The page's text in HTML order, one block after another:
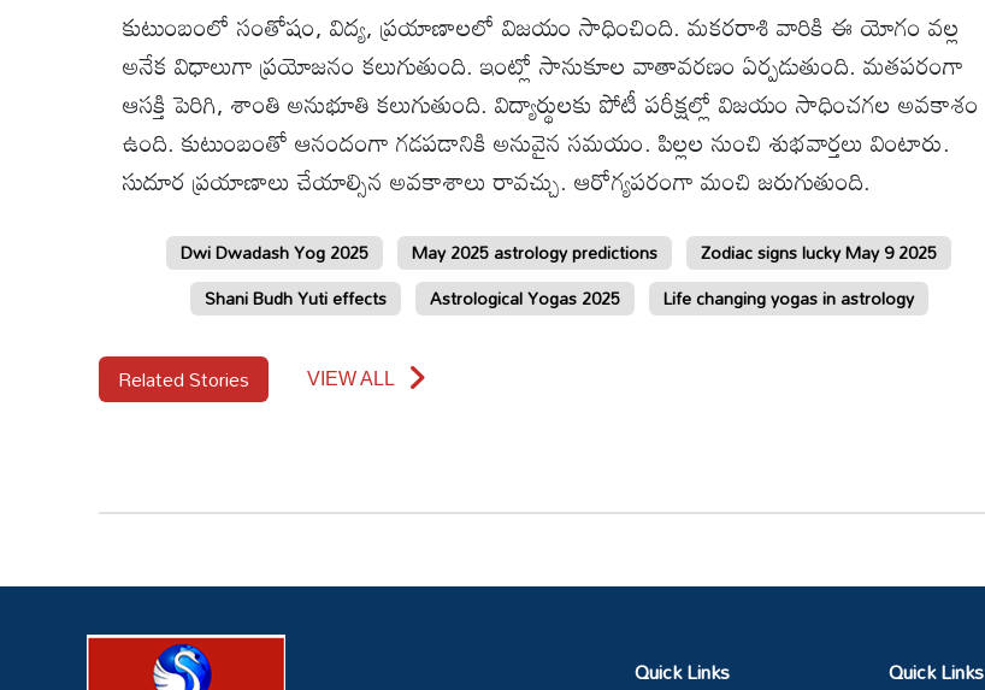
కుటుంబంలో సంతోషం, విద్య, ప్రయాణాలలో విజయం సాధించింది. మకరరాశి వారికి ఈ యోగం వల్ల
అనేక విధాలుగా ప్రయోజనం కలుగుతుంది. ఇంట్లో సానుకూల వాతావరణం ఏర్పడుతుంది. మతపరంగా
ఆసక్తి పెరిగి, శాంతి అనుభూతి కలుగుతుంది. విద్యార్థులకు పోటీ పరీక్షల్లో విజయం సాధించగల అవకాశం
ఉంది. కుటుంబంతో ఆనందంగా గడపడానికి అనువైన సమయం. పిల్లల నుంచి శుభవార్తలు వింటారు.
సుదూర ప్రయాణాలు చేయాల్సిన అవకాశాలు రావచ్చు. ఆరోగ్యపరంగా మంచి జ‌రుగుతుంది.
Dwi Dwadash Yog 2025 May 2025 astrology predictions
Zodiac signs lucky May 9 2025
Shani Budh Yuti effects
Astrological Yogas 2025 Life changing yogas in astrology
Related Stories VIEW ALL
Quick Links Quick Links